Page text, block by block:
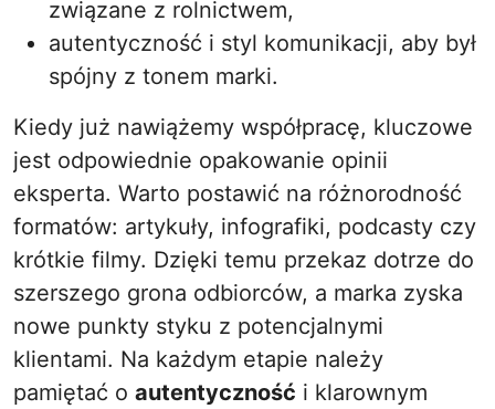
związane z rolnictwem,
autentyczność i styl komunikacji, aby był
spójny z tonem marki.
Kiedy już nawiążemy współpracę, kluczowe
jest odpowiednie opakowanie opinii
eksperta. Warto postawić na różnorodność
formatów: artykuły, infografiki, podcasty czy
krótkie filmy. Dzięki temu przekaz dotrze do
szerszego grona odbiorców, a marka zyska
nowe punkty styku z potencjalnymi
klientami. Na każdym etapie należy
pamiętać o autentyczność i klarownym